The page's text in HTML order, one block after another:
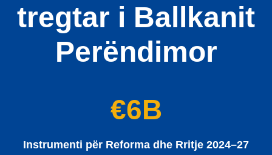
tregtar i Ballkanit
Perëndimor
€6B
Instrumenti për Reforma dhe Rritje 2024–27